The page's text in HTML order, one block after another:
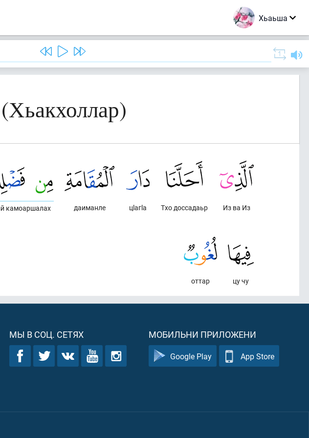
Хьаьша
Из ва Из
Тхо доссадаьр
цlагlа
даиманле
камоаршалах
цу чу
оттар
МЫ В СОЦ. СЕТЯХ МОБИЛЬНИ ПРИЛОЖЕНИ
Google Play App Store